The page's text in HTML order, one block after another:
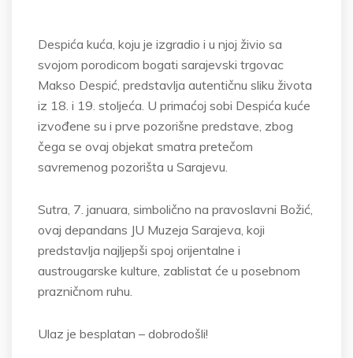
Despića kuća, koju je izgradio i u njoj živio sa
svojom porodicom bogati sarajevski trgovac
Makso Despić, predstavlja autentičnu sliku života
iz 18. i 19. stoljeća. U primaćoj sobi Despića kuće
izvođene su i prve pozorišne predstave, zbog
čega se ovaj objekat smatra pretečom
savremenog pozorišta u Sarajevu.
Sutra, 7. januara, simbolično na pravoslavni Božić,
ovaj depandans JU Muzeja Sarajeva, koji
predstavlja najljepši spoj orijentalne i
austrougarske kulture, zablistat će u posebnom
prazničnom ruhu.
Ulaz je besplatan – dobrodošli!